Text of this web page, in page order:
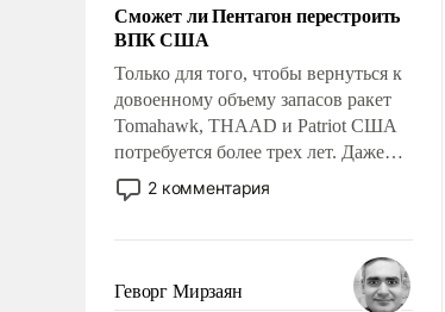
Сможет ли Пентагон перестроить
ВПК США
Только для того, чтобы вернуться к
довоенному объему запасов ракет
Tomahawk, THAAD и Patriot США
потребуется более трех лет. Даже
небольшая война с Ираном
опустошила американские
уязвимости США, например, перед
2 комментария
Геворг Мирзаян